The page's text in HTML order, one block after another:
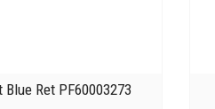
Blue Ret PF60003273